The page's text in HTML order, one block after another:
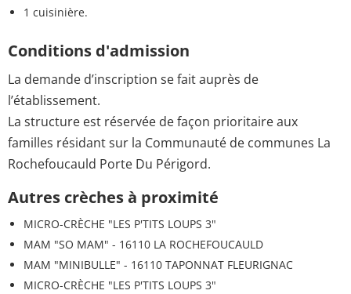
1 cuisinière.
Conditions d'admission
La demande d’inscription se fait auprès de
l’établissement.
La structure est réservée de façon prioritaire aux
familles résidant sur la Communauté de communes La
Rochefoucauld Porte Du Périgord.
Autres crèches à proximité
MICRO-CRÈCHE "LES P'TITS LOUPS 3"
MAM "SO MAM" - 16110 LA ROCHEFOUCAULD
MAM "MINIBULLE" - 16110 TAPONNAT FLEURIGNAC
MICRO-CRÈCHE "LES P'TITS LOUPS 3"